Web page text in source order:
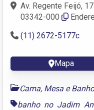
Av. Regente Feijó,
03342-000
(11) 2672-5177c
Mapa
Cama, Mesa e
banho no Jadim